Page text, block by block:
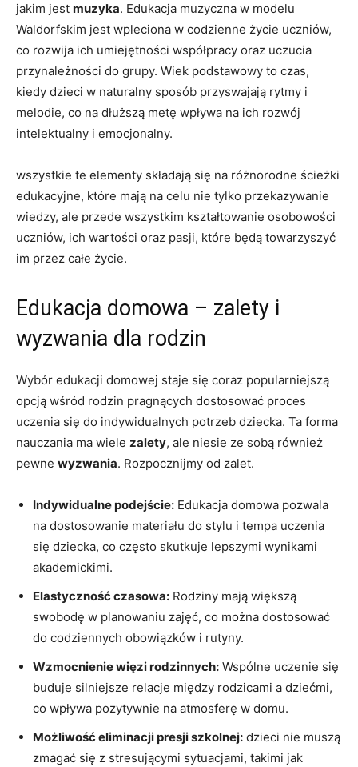
jakim jest muzyka. ‍Edukacja muzyczna ⁤w‌ modelu
Waldorfskim jest wpleciona⁢ w codzienne życie uczniów,
‌co rozwija ich‍ umiejętności współpracy oraz uczucia
przynależności ‍do grupy. Wiek ⁤podstawowy to czas,
kiedy dzieci w naturalny ‌sposób przyswajają rytmy i‌
melodie, co na dłuższą metę wpływa na ich rozwój
intelektualny i emocjonalny.
wszystkie te elementy składają się na różnorodne​ ścieżki
edukacyjne, które mają na‍ celu nie tylko przekazywanie
wiedzy, ale przede⁣ wszystkim kształtowanie osobowości
uczniów, ‍ich wartości oraz pasji, które będą ‍towarzyszyć
‌im ⁢przez całe życie.
Edukacja domowa – zalety⁢ i
wyzwania dla rodzin
Wybór edukacji domowej staje się coraz popularniejszą
opcją wśród‌ rodzin pragnących ⁤dostosować proces​
uczenia‌ się do⁤ indywidualnych potrzeb⁢ dziecka. Ta‍ forma
nauczania ma wiele zalety, ale⁤ niesie ze sobą również
pewne wyzwania. Rozpocznijmy od⁢ zalet.
Indywidualne podejście: Edukacja‌ domowa‍ pozwala
‌na dostosowanie materiału do stylu i tempa⁢ uczenia
się dziecka, co często skutkuje lepszymi wynikami
akademickimi.
Elastyczność czasowa: Rodziny mają większą
⁣swobodę ⁣w planowaniu⁣ zajęć, co⁢ można dostosować⁢
do codziennych obowiązków i ⁤rutyny.
Wzmocnienie więzi rodzinnych: Wspólne uczenie się
buduje silniejsze relacje między rodzicami a dziećmi,
co wpływa ⁢pozytywnie na atmosferę w ⁢domu.
Możliwość eliminacji presji szkolnej: dzieci nie muszą
zmagać‍ się z ​stresującymi sytuacjami, ‍takimi jak​